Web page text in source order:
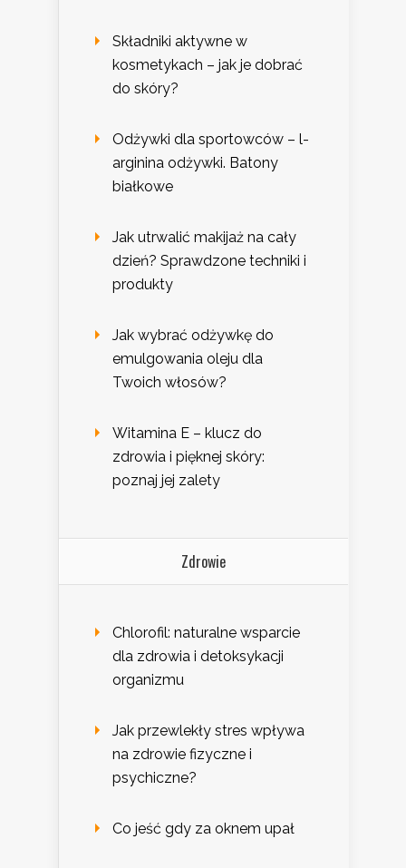
Składniki aktywne w
kosmetykach – jak je dobrać
do skóry?
Odżywki dla sportowców – l-
arginina odżywki. Batony
białkowe
Jak utrwalić makijaż na cały
dzień? Sprawdzone techniki i
produkty
Jak wybrać odżywkę do
emulgowania oleju dla
Twoich włosów?
Witamina E – klucz do
zdrowia i pięknej skóry:
poznaj jej zalety
Zdrowie
Chlorofil: naturalne wsparcie
dla zdrowia i detoksykacji
organizmu
Jak przewlekły stres wpływa
na zdrowie fizyczne i
psychiczne?
Co jeść gdy za oknem upał